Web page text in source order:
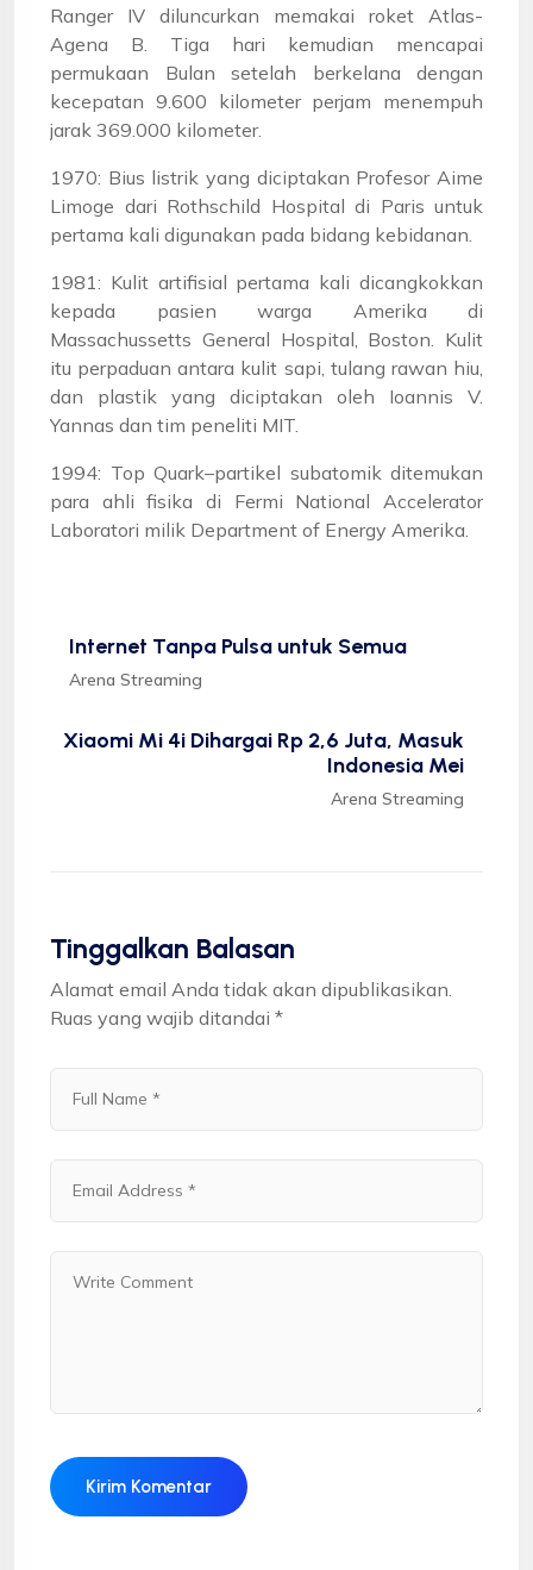
Ranger IV diluncurkan memakai roket Atlas-
Agena B. Tiga hari kemudian mencapai
permukaan Bulan setelah berkelana dengan
kecepatan 9.600 kilometer perjam menempuh
jarak 369.000 kilometer.
1970: Bius listrik yang diciptakan Profesor Aime
Limoge dari Rothschild Hospital di Paris untuk
pertama kali digunakan pada bidang kebidanan.
1981: Kulit artifisial pertama kali dicangkokkan
kepada pasien warga Amerika di
Massachussetts General Hospital, Boston. Kulit
itu perpaduan antara kulit sapi, tulang rawan hiu,
dan plastik yang diciptakan oleh Ioannis V.
Yannas dan tim peneliti MIT.
1994: Top Quark–partikel subatomik ditemukan
para ahli fisika di Fermi National Accelerator
Laboratori milik Department of Energy Amerika.
Internet Tanpa Pulsa untuk Semua
Arena Streaming
Xiaomi Mi 4i Dihargai Rp 2,6 Juta, Masuk
Indonesia Mei
Arena Streaming
Tinggalkan Balasan
Alamat email Anda tidak akan dipublikasikan.
Ruas yang wajib ditandai *